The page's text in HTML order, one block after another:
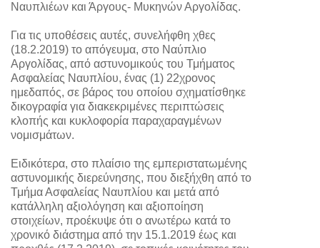
Ναυπλιέων και Άργους- Μυκηνών Αργολίδας.
Για τις υποθέσεις αυτές, συνελήφθη χθες
(18.2.2019) το απόγευμα, στο Ναύπλιο
Αργολίδας, από αστυνομικούς του Τμήματος
Ασφαλείας Ναυπλίου, ένας (1) 22χρονος
ημεδαπός, σε βάρος του οποίου σχηματίσθηκε
δικογραφία για διακεκριμένες περιπτώσεις
κλοπής και κυκλοφορία παραχαραγμένων
νομισμάτων.
Ειδικότερα, στο πλαίσιο της εμπεριστατωμένης
αστυνομικής διερεύνησης, που διεξήχθη από το
Τμήμα Ασφαλείας Ναυπλίου και μετά από
κατάλληλη αξιολόγηση και αξιοποίηση
στοιχείων, προέκυψε ότι ο ανωτέρω κατά το
χρονικό διάστημα από την 15.1.2019 έως και